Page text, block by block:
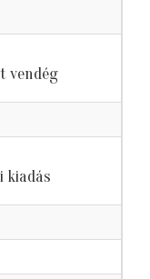
vendég
kiadás